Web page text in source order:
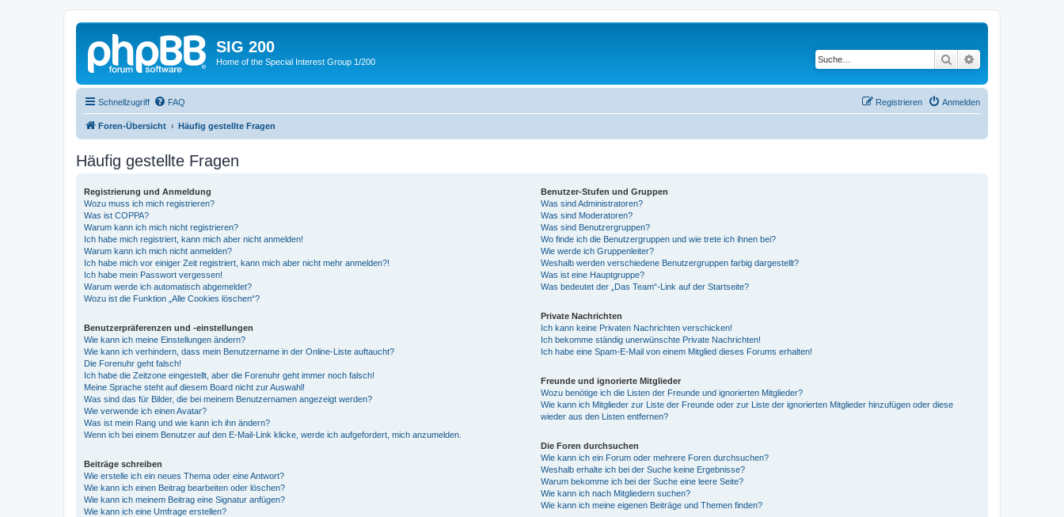
SIG 200
Home of the Special Interest Group 1/200 Suche
Schnellzugriff FAQ Anmelden
Registrieren
Foren-Übersicht Häufig gestellte Fragen
Häufig gestellte Fragen
Registrierung und Anmeldung
Wozu muss ich mich registrieren?
Was ist COPPA?
Warum kann ich mich nicht registrieren?
Ich habe mich registriert, kann mich aber nicht anmelden!
Warum kann ich mich nicht anmelden?
Ich habe mich vor einiger Zeit registriert, kann mich aber nicht mehr anmelden?!
Ich habe mein Passwort vergessen!
Warum werde ich automatisch abgemeldet?
Wozu ist die Funktion „Alle Cookies löschen“?
Benutzerpräferenzen und -einstellungen
Wie kann ich meine Einstellungen ändern?
Wie kann ich verhindern, dass mein Benutzername in der Online-Liste auftaucht?
Die Forenuhr geht falsch!
Ich habe die Zeitzone eingestellt, aber die Forenuhr geht immer noch falsch!
Meine Sprache steht auf diesem Board nicht zur Auswahl!
Was sind das für Bilder, die bei meinem Benutzernamen angezeigt werden?
Wie verwende ich einen Avatar?
Was ist mein Rang und wie kann ich ihn ändern?
Wenn ich bei einem Benutzer auf den E-Mail-Link klicke, werde ich aufgefordert, mich anzumelden.
Beiträge schreiben
Wie erstelle ich ein neues Thema oder eine Antwort?
Wie kann ich einen Beitrag bearbeiten oder löschen?
Wie kann ich meinem Beitrag eine Signatur anfügen?
Wie kann ich eine Umfrage erstellen?
Benutzer-Stufen und Gruppen
Was sind Administratoren?
Was sind Moderatoren?
Was sind Benutzergruppen?
Wo finde ich die Benutzergruppen und wie trete ich ihnen bei?
Wie werde ich Gruppenleiter?
Weshalb werden verschiedene Benutzergruppen farbig dargestellt?
Was ist eine Hauptgruppe?
Was bedeutet der „Das Team“-Link auf der Startseite?
Private Nachrichten
Ich kann keine Privaten Nachrichten verschicken!
Ich bekomme ständig unerwünschte Private Nachrichten!
Ich habe eine Spam-E-Mail von einem Mitglied dieses Forums erhalten!
Freunde und ignorierte Mitglieder
Wozu benötige ich die Listen der Freunde und ignorierten Mitglieder?
Wie kann ich Mitglieder zur Liste der Freunde oder zur Liste der ignorierten Mitglieder hinzufügen oder diese
wieder aus den Listen entfernen?
Die Foren durchsuchen
Wie kann ich ein Forum oder mehrere Foren durchsuchen?
Weshalb erhalte ich bei der Suche keine Ergebnisse?
Warum bekomme ich bei der Suche eine leere Seite?
Wie kann ich nach Mitgliedern suchen?
Wie kann ich meine eigenen Beiträge und Themen finden?